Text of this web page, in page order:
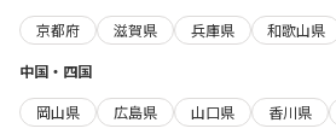
京都府
滋賀県 兵庫県
和歌山県
中国・四国
岡山県
広島県 山口県 香川県